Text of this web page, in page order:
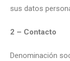
sus datos
2 – Contacto
Denominación